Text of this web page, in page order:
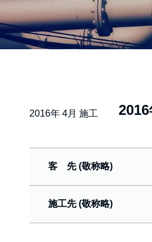
2016年 4月 施工
客 先 (敬称略)
施工先 (敬称略)